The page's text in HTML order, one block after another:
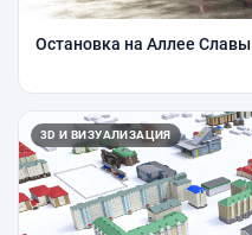
Остановка на Аллее Славы
3D И ВИЗУАЛИЗАЦИЯ